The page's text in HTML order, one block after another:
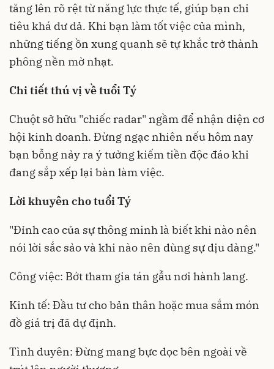
tăng lên rõ rệt từ năng lực thực tế, giúp bạn chi
tiêu khá dư dả. Khi bạn làm tốt việc của mình,
những tiếng ồn xung quanh sẽ tự khắc trở thành
phông nền mờ nhạt.
Chi tiết thú vị về tuổi Tý
Chuột sở hữu "chiếc radar" ngầm để nhận diện cơ
hội kinh doanh. Đừng ngạc nhiên nếu hôm nay
bạn bỗng nảy ra ý tưởng kiếm tiền độc đáo khi
đang sắp xếp lại bàn làm việc.
Lời khuyên cho tuổi Tý
"Đỉnh cao của sự thông minh là biết khi nào nên
nói lời sắc sảo và khi nào nên dùng sự dịu dàng."
Công việc: Bớt tham gia tán gẫu nơi hành lang.
Kinh tế: Đầu tư cho bản thân hoặc mua sắm món
đồ giá trị đã dự định.
Tình duyên: Đừng mang bực dọc bên ngoài về